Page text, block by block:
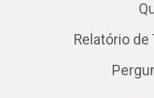
Relatório de